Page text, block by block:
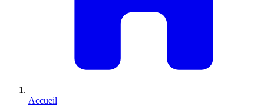
Accueil